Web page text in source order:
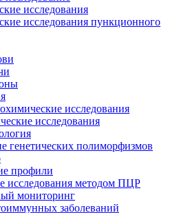
исследования
исследования пункционного
исследования
исследования
генетических полиморфизмов
профили
исследования методом ПЦР
мониторинг
заболеваний